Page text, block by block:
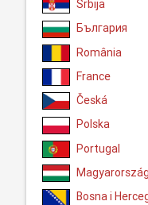
Srbija
България
România
France
Česká
Polska
Portugal
Magyarország
Bosna i